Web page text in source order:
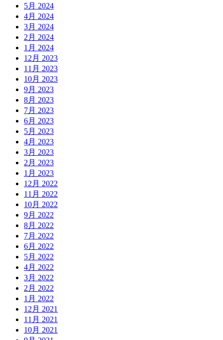
5月 2024
4月 2024
3月 2024
2月 2024
1月 2024
12月 2023
11月 2023
10月 2023
9月 2023
8月 2023
7月 2023
6月 2023
5月 2023
4月 2023
3月 2023
2月 2023
1月 2023
12月 2022
11月 2022
10月 2022
9月 2022
8月 2022
7月 2022
6月 2022
5月 2022
4月 2022
3月 2022
2月 2022
1月 2022
12月 2021
11月 2021
10月 2021